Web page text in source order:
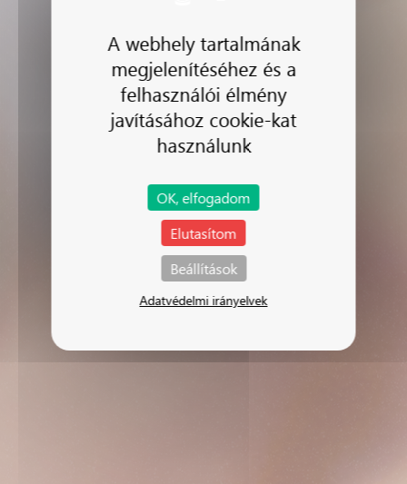
A webhely tartalmának
megjelenítéséhez és a
felhasználói élmény
javításához cookie-kat
használunk
OK, elfogadom
Elutasítom
Beállítások
Adatvédelmi irányelvek